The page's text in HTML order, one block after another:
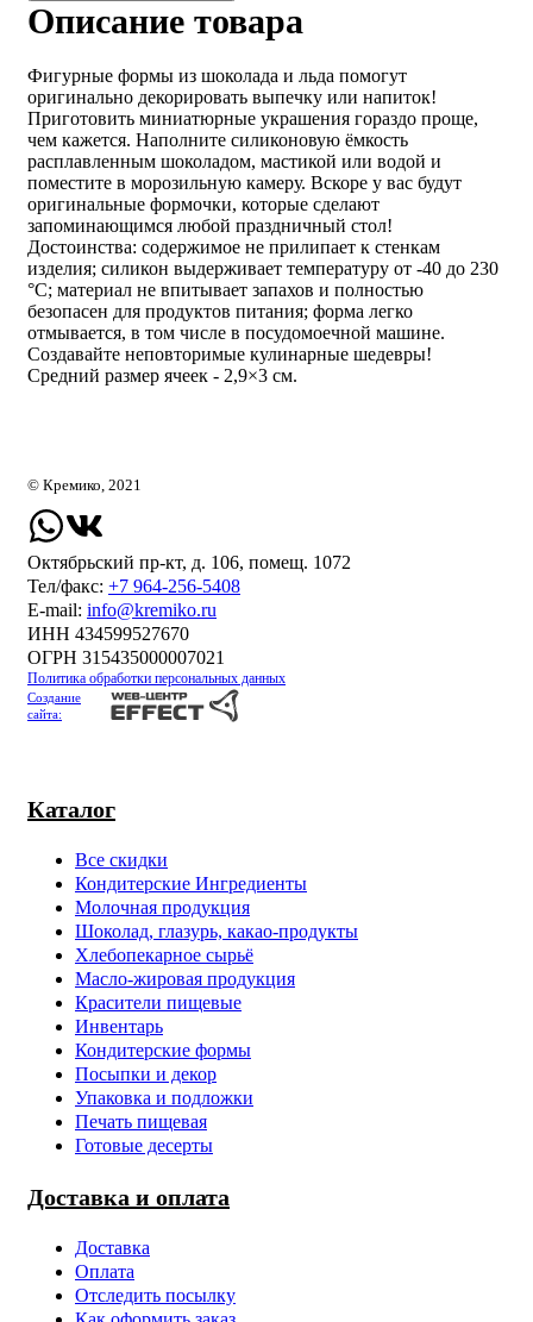
Описание товара
Фигурные формы из шоколада и льда помогут
оригинально декорировать выпечку или напиток!
Приготовить миниатюрные украшения гораздо проще,
чем кажется. Наполните силиконовую ёмкость
расплавленным шоколадом, мастикой или водой и
поместите в морозильную камеру. Вскоре у вас будут
оригинальные формочки, которые сделают
запоминающимся любой праздничный стол!
Достоинства: содержимое не прилипает к стенкам
изделия; силикон выдерживает температуру от -40 до 230
°С; материал не впитывает запахов и полностью
безопасен для продуктов питания; форма легко
отмывается, в том числе в посудомоечной машине.
Создавайте неповторимые кулинарные шедевры!
Средний размер ячеек - 2,9×3 см.
Каталог
Все скидки
Кондитерские Ингредиенты
Молочная продукция
Шоколад, глазурь, какао-продукты
Хлебопекарное сырьё
Масло-жировая продукция
Красители пищевые
Инвентарь
Кондитерские формы
Посыпки и декор
Упаковка и подложки
Печать пищевая
Готовые десерты
Доставка и оплата
Доставка
Оплата
Отследить посылку
© Кремико, 2021
Октябрьский пр-кт, д. 106, помещ. 1072
Тел/факс: +7 964-256-5408
Е-mail: info@kremiko.ru
ИНН 434599527670
ОГРН 315435000007021
Политика обработки персональных данных
Создание
сайта: